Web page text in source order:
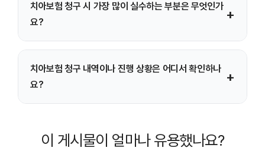
등이 있을 경우 보험금 지급이 거절되거나 보류될 수
있습니다.
치아보험 청구 시 가장 많이 실수하는 부분은 무엇인가
요?
+
착오가 가장 흔한 실수이므로 청구 전 반드시 확인해야
합니다.
치아보험 청구 내역이나 진행 상황은 어디서 확인하나
요?
+
메뉴에서 접수 상태와 지급 결과를 확인할 수 있습니다.
이 게시물이 얼마나 유용했나요?